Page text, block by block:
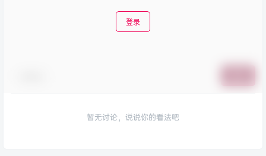
登录
暂无讨论，说说你的看法吧